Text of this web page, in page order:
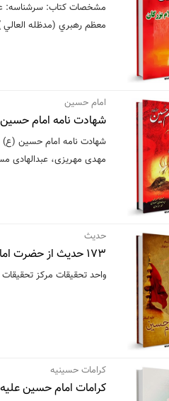
معظم رهبري (مدظله العالي
امام حسین
شهادت نامه امام حسين
شهادت نامه امام حسین (ع)
مهدی مهریزی، عبدالهادی
حدیث
173 حديث از حضرت امام حسين عليه السلام
واحد تحقیقات مركز تحقیقات
کرامات حسینیه
کرامات امام حسین